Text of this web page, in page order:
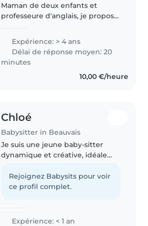
Maman de deux enfants et
professeure d'anglais, je propose
responsable, je veille à leur
sécurité, leur bien-être et leur..
Expérience: > 4 ans
Délai de réponse moyen: 20
minutes
10,00 €/heure
Chloé
Babysitter in Beauvais
Je suis une jeune baby-sitter
dynamique et créative, idéale
bas âge. Bien que je débute
dans le baby-sitting, j'ai effectué
Rejoignez Babysits pour voir
ce profil complet.
Expérience: < 1 an